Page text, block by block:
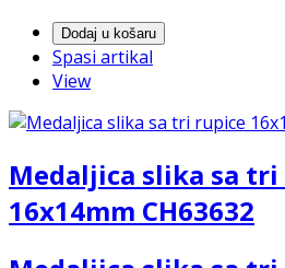
Dodaj u košaru
Spasi artikal
View
Medaljica slika sa
16x14mm CH63632